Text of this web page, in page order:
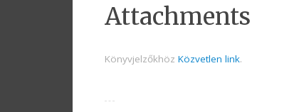
Attachments
Könyvjelzőkhöz Közvetlen link.